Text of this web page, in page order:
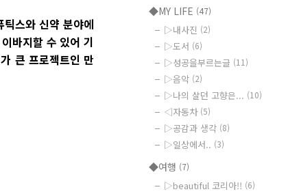
스와 신약 분야에
바지할 수 있어 기
큰 프로젝트인 만
◆MY LIFE (47)
▷내사진 (2)
▷도서 (6)
▷성공을부르는글 (11)
▷음악 (2)
▷나의 살던 고향은... (10)
◁자동차 (5)
▷공감과 생각 (8)
▷일상에서.. (3)
◆여행 (7)
▷beautiful 코리아!! (6)